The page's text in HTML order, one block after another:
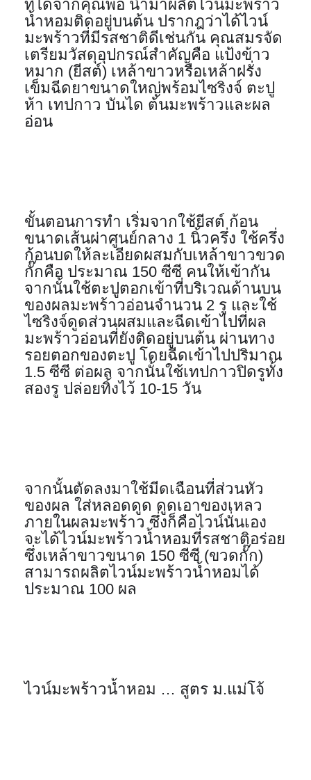
ที่ได้จากคุณพ่อ นำมาผลิตไวน์มะพร้าว
น้ำหอมติดอยู่บนต้น ปรากฎว่าได้ไวน์
มะพร้าวที่มีรสชาติดีเช่นกัน คุณสมรจัด
เตรียมวัสดุอุปกรณ์สำคัญคือ แป้งข้าว
หมาก (ยีสต์) เหล้าขาวหรือเหล้าฝรั่ง
เข็มฉีดยาขนาดใหญ่พร้อมไซริงจ์ ตะปู
ห้า เทปกาว บันได ต้นมะพร้าวและผล
อ่อน
ขั้นตอนการทำ เริ่มจากใช้ยีสต์ ก้อน
ขนาดเส้นผ่าศูนย์กลาง 1 นิ้วครึ่ง ใช้ครึ่ง
ก้อนบดให้ละเอียดผสมกับเหล้าขาวขวด
กั๊กคือ ประมาณ 150 ซีซี คนให้เข้ากัน
จากนั้นใช้ตะปูตอกเข้าที่บริเวณด้านบน
ของผลมะพร้าวอ่อนจำนวน 2 รู และใช้
ไซริงจ์ดูดส่วนผสมและฉีดเข้าไปที่ผล
มะพร้าวอ่อนที่ยังติดอยู่บนต้น ผ่านทาง
รอยตอกของตะปู โดยฉีดเข้าไปปริมาณ
1.5 ซีซี ต่อผล จากนั้นใช้เทปกาวปิดรูทั้ง
สองรู ปล่อยทิ้งไว้ 10-15 วัน
จากนั้นตัดลงมาใช้มีดเฉือนที่ส่วนหัว
ของผล ใส่หลอดดูด ดูดเอาของเหลว
ภายในผลมะพร้าว ซึ่งก็คือไวน์นั่นเอง
จะได้ไวน์มะพร้าวน้ำหอมที่รสชาติอร่อย
ซึ่งเหล้าขาวขนาด 150 ซีซี (ขวดกั๊ก)
สามารถผลิตไวน์มะพร้าวน้ำหอมได้
ประมาณ 100 ผล
ไวน์มะพร้าวน้ำหอม … สูตร ม.แม่โจ้